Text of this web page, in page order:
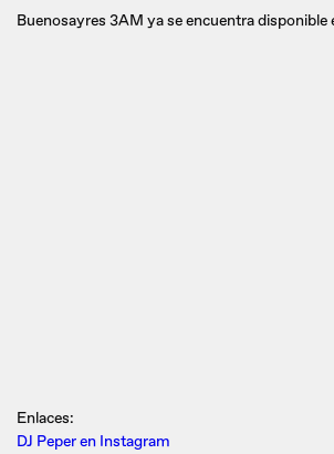
Buenosayres 3AM ya se encuentra disponible
Enlaces:
DJ Peper en Instagram